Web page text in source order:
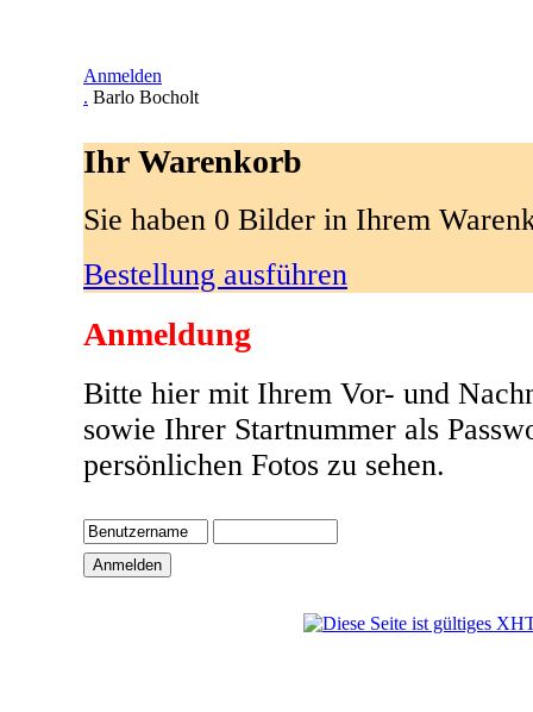
Anmelden
. Barlo Bocholt
Ihr Warenkorb
Sie haben 0 Bilder in Ihrem
Bestellung ausführen
Anmeldung
Bitte hier mit Ihrem Vor- und
sowie Ihrer Startnummer als
persönlichen Fotos zu sehen.